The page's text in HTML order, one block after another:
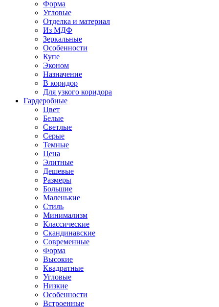
Форма
Угловые
Отделка и материал
Из МДФ
Зеркальные
Особенности
Купе
Эконом
Назначение
В коридор
Для узкого коридора
Гардеробные
Цвет
Белые
Светлые
Серые
Темные
Цена
Элитные
Дешевые
Размеры
Большие
Маленькие
Стиль
Минимализм
Классические
Скандинавские
Современные
Форма
Высокие
Квадратные
Угловые
Низкие
Особенности
Встроенные